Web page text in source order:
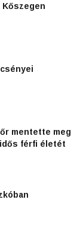
Kőszegen
mentette meg
férfi életét